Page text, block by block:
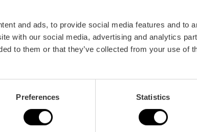
and ads, to provide social media features and to
with our social media, advertising and analytics
to them or that they’ve collected from your use of
Preferences Statistics
Metro
L1,L2
Bus
62
46015 València